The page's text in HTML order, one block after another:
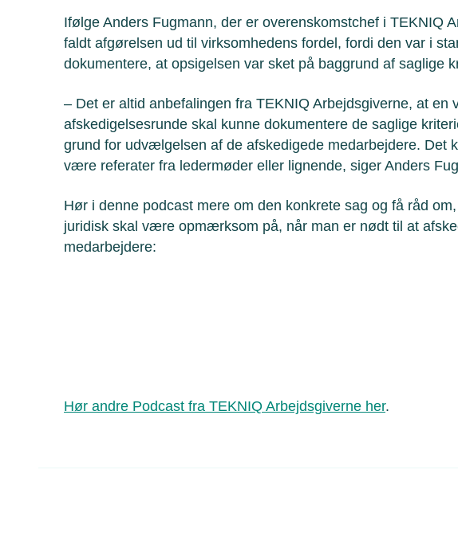
Ifølge Anders Fugmann, der er overenskomstchef i TEKNIQ
faldt afgørelsen ud til virksomhedens fordel, fordi den var i
dokumentere, at opsigelsen var sket på baggrund af saglige
– Det er altid anbefalingen fra TEKNIQ Arbejdsgiverne, at en
afskedigelsesrunde skal kunne dokumentere de saglige
grund for udvælgelsen af de afskedigede medarbejdere. Det
være referater fra ledermøder eller lignende, siger Anders
Hør i denne podcast mere om den konkrete sag og få råd
juridisk skal være opmærksom på, når man er nødt til at
medarbejdere:
Hør andre Podcast fra TEKNIQ Arbejdsgiverne her.